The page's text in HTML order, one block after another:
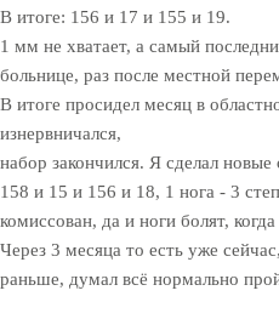
В итоге: 156 и 17 и 155 и 19.
1 мм не хватает, а самый
больнице, раз после местной
В итоге просидел месяц в
изнервничался,
набор закончился. Я сделал новые
158 и 15 и 156 и 18, 1 нога - 3
комиссован, да и ноги болят,
Через 3 месяца то есть уже
раньше, думал всё нормально